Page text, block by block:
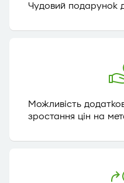
Чудовий подарунок
Можливість
зростання цін на